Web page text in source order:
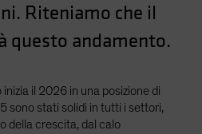
NRC)
Riteniamo che il
questo andamento.
inizia il 2026 in una posizione di
sono stati solidi in tutti i settori,
della crescita, dal calo